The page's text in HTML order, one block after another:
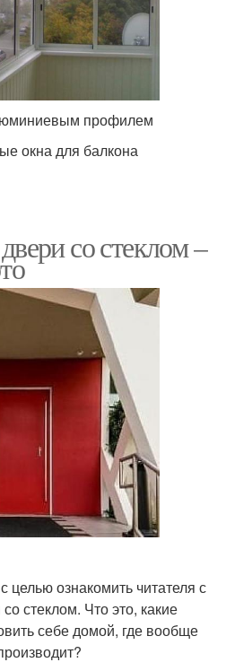
профилем
окна для балкона
со стеклом –
целью ознакомить читателя с
стеклом. Что это, какие
себе домой, где вообще